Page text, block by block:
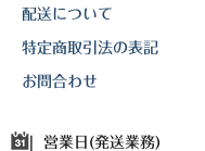
配送について
特定商取引法の表記
お問合わせ
営業日(発送業務)